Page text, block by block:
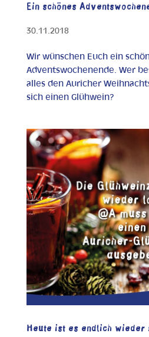
Ein schönes
30.11.2018
Wir wünschen Euch ein
Adventswochenende. Wer
alles den Auricher
sich einen Glühwein?
Heute ist es endlich wieder